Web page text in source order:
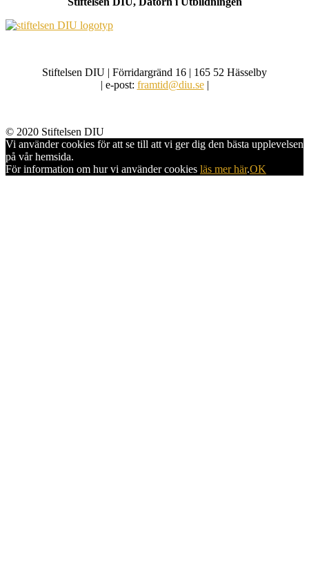
Stiftelsen DIU | Förridargränd 16 | 165 52 Hässelby
| e-post: framtid@diu.se|
© 2020 Stiftelsen DIU
Vi använder cookies för att se till att vi ger dig den bästa upplevelsen
på vår hemsida.
För information om hur vi använder cookies läs mer här.OK